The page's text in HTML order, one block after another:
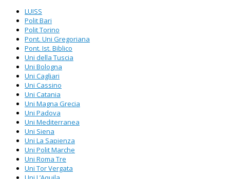
LUISS
Polit Bari
Polit Torino
Pont. Uni Gregoriana
Pont. Ist. Biblico
Uni della Tuscia
Uni Bologna
Uni Cagliari
Uni Cassino
Uni Catania
Uni Magna Grecia
Uni Padova
Uni Mediterranea
Uni Siena
Uni La Sapienza
Uni Polit Marche
Uni Roma Tre
Uni Tor Vergata